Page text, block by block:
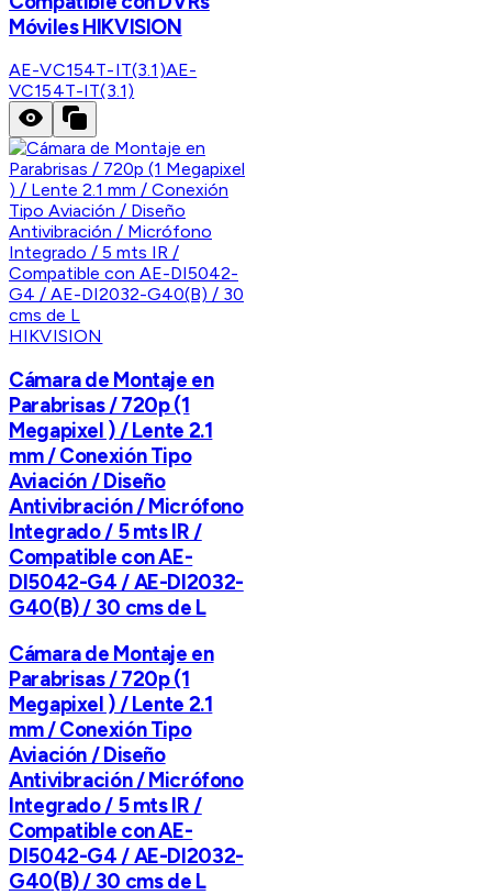
Móviles HIKVISION
AE-VC154T-IT(3.1)AE-
VC154T-IT(3.1)
HIKVISION
Cámara de Montaje en
Parabrisas / 720p (1
Megapixel ) / Lente 2.1
mm / Conexión Tipo
Aviación / Diseño
Antivibración / Micrófono
Integrado / 5 mts IR /
Compatible con AE-
DI5042-G4 / AE-DI2032-
G40(B) / 30 cms de L
Cámara de Montaje en
Parabrisas / 720p (1
Megapixel ) / Lente 2.1
mm / Conexión Tipo
Aviación / Diseño
Antivibración / Micrófono
Integrado / 5 mts IR /
Compatible con AE-
DI5042-G4 / AE-DI2032-
G40(B) / 30 cms de L